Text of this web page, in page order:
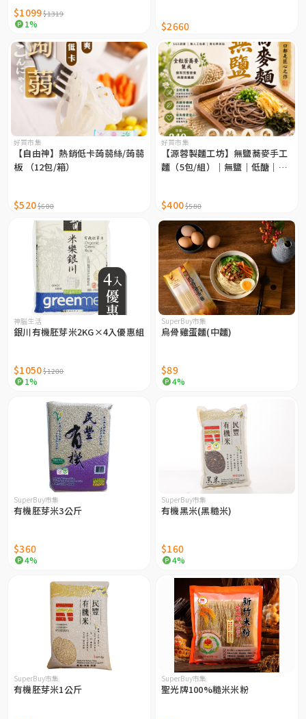
$1099$1319
1% $2660
好買市集
【自由神】熱銷低卡蒟蒻絲/蒟蒻
板 （12包/箱）
$520$600
好買市集
【源蓉製麵工坊】無鹽蕎麥手工
麵（5包/組）｜無鹽｜低醣｜高
$400$580
神腦生活
銀川有機胚芽米2KG×4入優惠組
$1050$1200
1%
SuperBuy市集
烏骨雞蛋麵(中麵)
$89
4%
SuperBuy市集
有機胚芽米3公斤
$360
4%
SuperBuy市集
有機黑米(黑糙米)
$160
4%
SuperBuy市集
有機胚芽米1公斤
SuperBuy市集
聖光牌100%糙米米粉